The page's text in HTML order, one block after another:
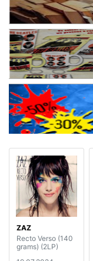
ZAZ
Recto Verso (140
grams) (2LP)